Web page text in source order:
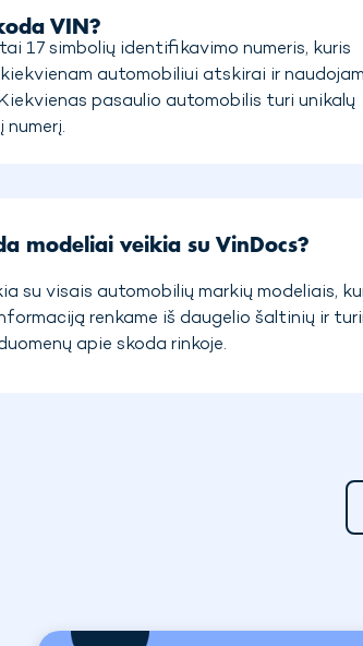
VIN?
17 simbolių identifikavimo numeris, kuris
automobiliui atskirai ir
pasaulio automobilis turi unikalų
modeliai veikia su VinDocs?
su visais automobilių markių modeliais,
renkame iš daugelio šaltinių ir
apie skoda rinkoje.